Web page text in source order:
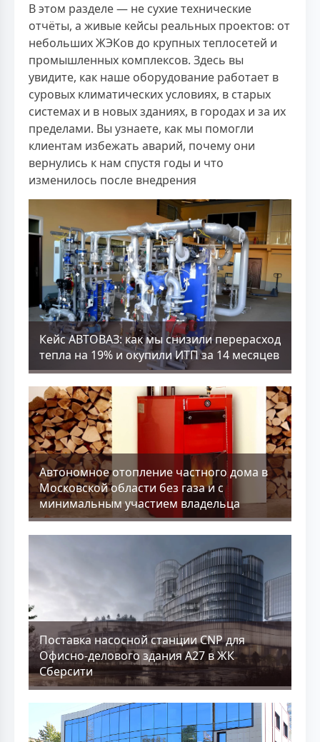
В этом разделе — не сухие технические
отчёты, а живые кейсы реальных проектов: от
небольших ЖЭКов до крупных теплосетей и
промышленных комплексов. Здесь вы
увидите, как наше оборудование работает в
суровых климатических условиях, в старых
системах и в новых зданиях, в городах и за их
пределами. Вы узнаете, как мы помогли
клиентам избежать аварий, почему они
вернулись к нам спустя годы и что
изменилось после внедрения
Кейс АВТОВАЗ: как мы снизили перерасход
тепла на 19% и окупили ИТП за 14 месяцев
Aвтономное отопление частного дома в
Московской области без газа и с
минимальным участием владельца
Поставка насосной станции CNP для
Офисно-делового здания А27 в ЖК
Сберсити